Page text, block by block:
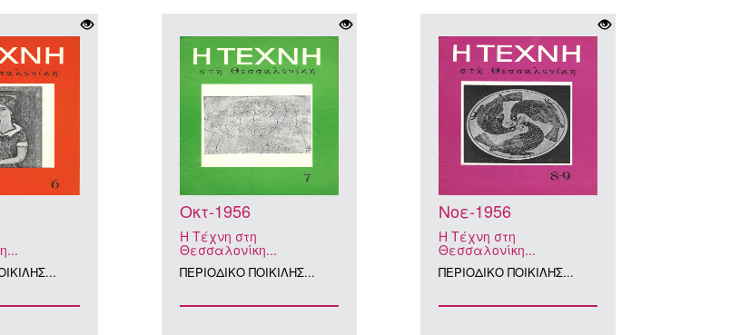
Οκτ-1956
Η Τέχνη στη
Θεσσαλονίκη...
ΠΕΡΙΟΔΙΚΟ ΠΟΙΚΙΛΗΣ...
Νοε-1956
Η Τέχνη στη
Θεσσαλονίκη...
ΠΕΡΙΟΔΙΚΟ ΠΟΙΚΙΛΗΣ...